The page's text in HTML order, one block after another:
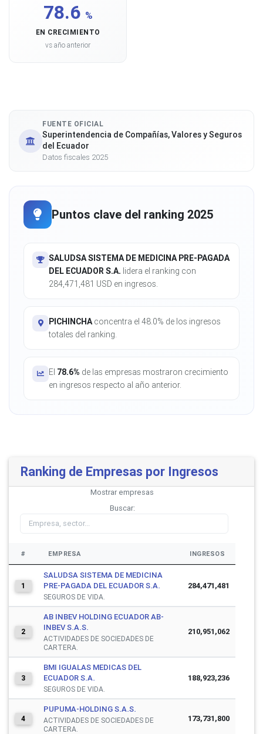
78.6 %
EN CRECIMIENTO
vs año anterior
FUENTE OFICIAL
Superintendencia de Compañías, Valores y Seguros
del Ecuador
Datos fiscales 2025
Puntos clave del ranking 2025
SALUDSA SISTEMA DE MEDICINA PRE-PAGADA
DEL ECUADOR S.A. lidera el ranking con
284,471,481 USD en ingresos.
PICHINCHAconcentra el 48.0% de los ingresos
totales del ranking.
El 78.6% de las empresas mostraron crecimiento
en ingresos respecto al año anterior.
Ranking de Empresas por Ingresos
Mostrar empresas
Buscar:
# EMPRESA INGRESOS
1
SALUDSA SISTEMA DE MEDICINA
PRE-PAGADA DEL ECUADOR S.A.
SEGUROS DE VIDA.
284,471,481
2
AB INBEV HOLDING ECUADOR AB-
INBEV S.A.S.
ACTIVIDADES DE SOCIEDADES DE
CARTERA.
210,951,062
3
BMI IGUALAS MEDICAS DEL
ECUADOR S.A.
SEGUROS DE VIDA.
188,923,236
4
PUPUMA-HOLDING S.A.S.
ACTIVIDADES DE SOCIEDADES DE
CARTERA.
173,731,800